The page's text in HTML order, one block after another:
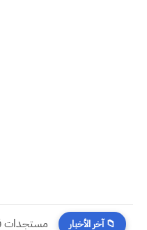
📁 آخر الأخبار